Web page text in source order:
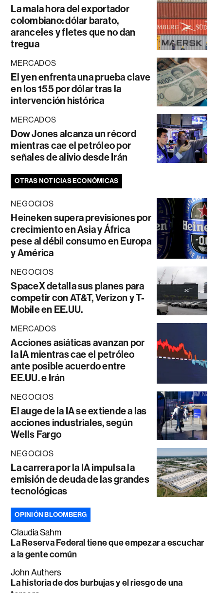
La mala hora del exportador
colombiano: dólar barato,
aranceles y fletes que no dan
tregua
MERCADOS
El yen enfrenta una prueba clave
en los 155 por dólar tras la
intervención histórica
MERCADOS
Dow Jones alcanza un récord
mientras cae el petróleo por
señales de alivio desde Irán
OTRAS NOTICIAS ECONÓMICAS
NEGOCIOS
Heineken supera previsiones por
crecimiento en Asia y África
pese al débil consumo en Europa
y América
NEGOCIOS
SpaceX detalla sus planes para
competir con AT&T, Verizon y T-
Mobile en EE.UU.
MERCADOS
Acciones asiáticas avanzan por
la IA mientras cae el petróleo
ante posible acuerdo entre
EE.UU. e Irán
NEGOCIOS
El auge de la IA se extiende a las
acciones industriales, según
Wells Fargo
NEGOCIOS
La carrera por la IA impulsa la
emisión de deuda de las grandes
tecnológicas
OPINIÓN BLOOMBERG
Claudia Sahm
La Reserva Federal tiene que empezar a escuchar
a la gente común
John Authers
La historia de dos burbujas y el riesgo de una